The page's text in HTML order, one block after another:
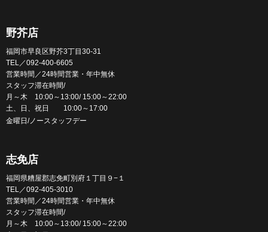
野芥店
福岡市早良区野芥3丁目30-31
TEL／092-400-6605
営業時間／24時間営業・年中無休
スタッフ滞在時間/
月～木 10:00～13:00/ 15:00～22:00
土、日、祝日 10:00～17:00
金曜日/ノースタッフデー
志免店
福岡県糟屋郡志免町別府１丁目９−１
TEL／092-405-3010
営業時間／24時間営業・年中無休
スタッフ滞在時間/
月～木 10:00～13:00/ 15:00～22:00